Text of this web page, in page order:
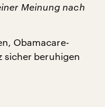
Meinung nach
Obamacare-
sicher beruhigen